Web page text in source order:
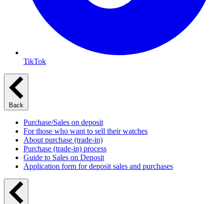
TikTok
Back
Purchase/Sales on deposit
For those who want to sell their watches
About purchase (trade-in)
Purchase (trade-in) process
Guide to Sales on Deposit
Application form for deposit sales and purchases